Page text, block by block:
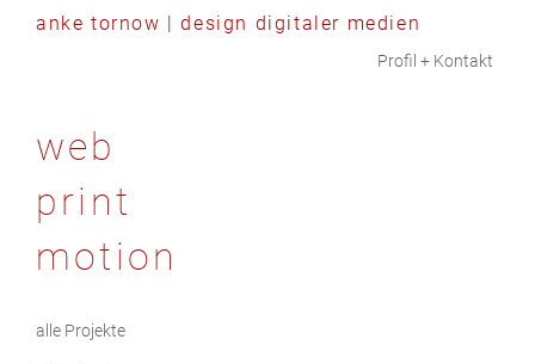
anke tornow | design digitaler medien
Profil + Kontakt
web
print
motion
alle Projekte